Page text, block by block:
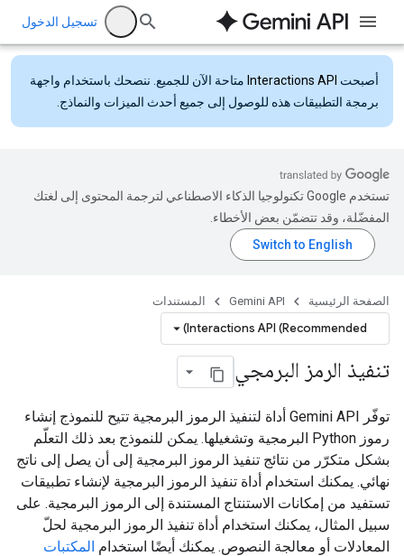
تسجيل الدخول
أصبحت Interactions API متاحة الآن للجميع. ننصحك باستخدام واجهة
برمجة التطبيقات هذه للوصول إلى جميع أحدث الميزات والنماذج.
تستخدم Google تكنولوجيا الذكاء الاصطناعي لترجمة المحتوى إلى لغتك
المفضّلة، وقد تتضمّن بعض الأخطاء.
الصفحة الرئيسية Gemini API المستندات
Interactions API (Recommended)
تنفيذ الرمز البرمجي
توفّر Gemini API أداة لتنفيذ الرموز البرمجية تتيح للنموذج إنشاء
رموز Python البرمجية وتشغيلها. يمكن للنموذج بعد ذلك التعلّم
بشكل متكرّر من نتائج تنفيذ الرموز البرمجية إلى أن يصل إلى ناتج
نهائي. يمكنك استخدام أداة تنفيذ الرموز البرمجية لإنشاء تطبيقات
تستفيد من إمكانات الاستنتاج المستندة إلى الرموز البرمجية. على
سبيل المثال، يمكنك استخدام أداة تنفيذ الرموز البرمجية لحلّ
المعادلات أو معالجة النصوص. يمكنك أيضًا استخدام المكتبات